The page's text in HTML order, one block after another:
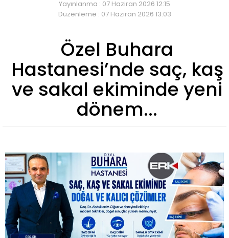
Yayınlanma : 07 Haziran 2026 12:15
Düzenleme : 07 Haziran 2026 13:03
Özel Buhara
Hastanesi’nde saç, kaş
ve sakal ekiminde yeni
dönem...